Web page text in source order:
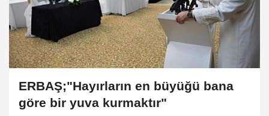
ERBAŞ;"Hayırların en büyüğü bana
göre bir yuva kurmaktır"